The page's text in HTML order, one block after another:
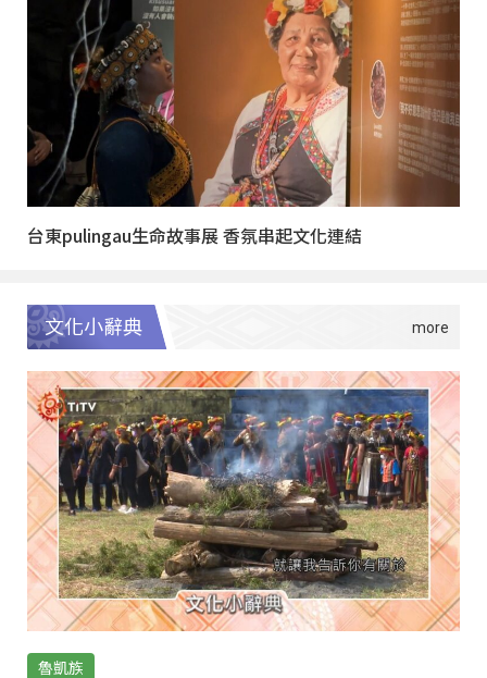
台東pulingau生命故事展 香氛串起文化連結
文化小辭典
魯凱族